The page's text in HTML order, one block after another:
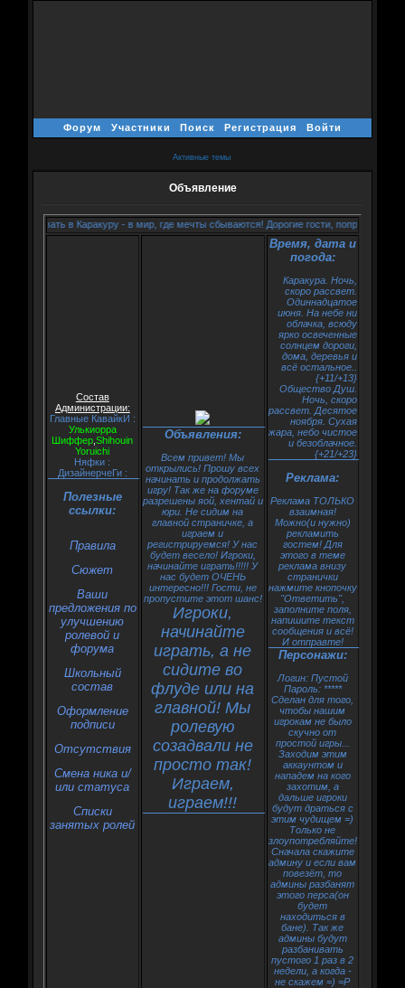
Форум Участники Поиск Регистрация Войти
Активные темы
Объявление
в Каракуру - в мир, где мечты сбываются! Дорогие гости, попрошу не
Состав
Администрации:
Главные КавайкИ :
Улькиорра
Шиффер ,Shihouin
Yoruichi
Няфки :
ДизайнерчеГи :
Полезные
ссылки:
Правила
Сюжет
Ваши
предложения по
улучшению
ролевой и
форума
Школьный
состав
Оформление
подписи
Oтсутствия
Смена ника и/
или статуса
Списки
занятых ролей
Объявления:
Всем привет! Мы
открылись! Прошу всех
начинать и продолжать
игру! Так же на форуме
разрешены яой, хентай и
юри. Не сидим на
главной страничке, а
играем и
регистрируемся! У нас
будет весело! Игроки,
начинайте играть!!!!! У
нас будет ОЧЕНЬ
интересно!!! Гости, не
пропустите этот шанс!
Игроки,
начинайте
играть, а не
сидите во
флуде или на
главной! Мы
ролевую
созадвали не
просто так!
Играем,
играем!!!
Время, дата и
погода:
Каракура. Ночь,
скоро рассвет.
Одиннадцатое
июня. На небе ни
облачка, всюду
ярко освеченные
солнцем дороги,
дома, деревья и
всё остальное..
{+11/+13}
Общество Душ.
Ночь, скоро
рассвет. Десятое
ноября. Сухая
жара, небо чистое
и безоблачное.
{+21/+23}
Реклама:
Реклама ТОЛЬКО
взаимная!
Можно(и нужно)
рекламить
гостем! Для
этого в теме
реклама внизу
странички
нажмите кнопочку
"Ответить",
заполните поля,
напишите текст
сообщения и всё!
И отправте!
Персонажи:
Логин: Пустой
Пароль: *****
Сделан для того,
чтобы нашим
игрокам не было
скучно от
простой игры...
Заходим этим
аккаунтом и
нападем на кого
захотим, а
дальше игроки
будут драться с
этим чудищем =)
Только не
злоупотребляйте!
Сначала скажите
админу и если вам
повезёт, то
админы разбанят
этого перса(он
будет
находиться в
бане). Так же
админы будут
разбанивать
пустого 1 раз в 2
недели, а когда -
не скажем =) =P